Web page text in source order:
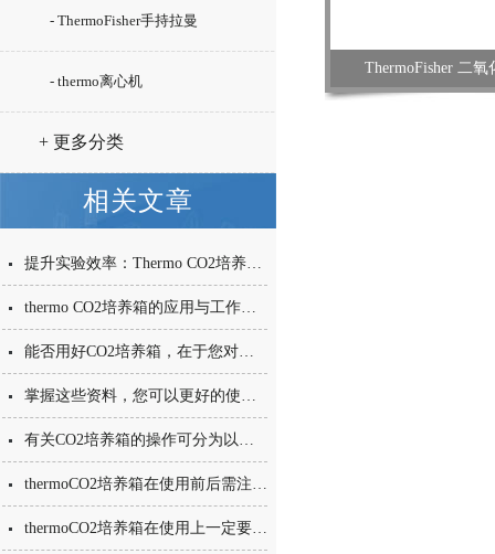
- ThermoFisher手持拉曼
- thermo离心机
+ 更多分类
相关文章
提升实验效率：Thermo CO2培养箱的应用与优势
thermo CO2培养箱的应用与工作原理
能否用好CO2培养箱，在于您对其特点了解多少！
掌握这些资料，您可以更好的使用CO2培养箱
有关CO2培养箱的操作可分为以下九个步骤
thermoCO2培养箱在使用前后需注意哪些事项？
thermoCO2培养箱在使用上一定要注意这些事项！
ThermoFisher 二